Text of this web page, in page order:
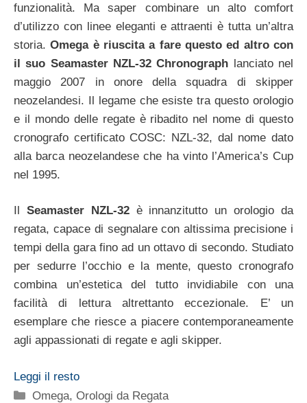
funzionalità. Ma saper combinare un alto comfort
d’utilizzo con linee eleganti e attraenti è tutta un’altra
storia.Omega è riuscita a fare questo ed altro con
il suo Seamaster NZL-32 Chronograph lanciato nel
maggio 2007 in onore della squadra di skipper
neozelandesi. Il legame che esiste tra questo orologio
e il mondo delle regate è ribadito nel nome di questo
cronografo certificato COSC: NZL-32, dal nome dato
alla barca neozelandese che ha vinto l’America’s Cup
nel 1995.
Seamaster NZL-32è innanzitutto un orologio da
regata, capace di segnalare con altissima precisione i
tempi della gara fino ad un ottavo di secondo. Studiato
per sedurre l’occhio e la mente, questo cronografo
combina un’estetica del tutto invidiabile con una
facilità di lettura altrettanto eccezionale. E’ un
esemplare che riesce a piacere contemporaneamente
agli appassionati di regate e agli skipper.
Leggi il resto
Categorie
Omega,Orologi da Regata